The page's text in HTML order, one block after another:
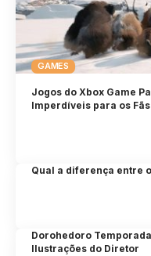
GAMES
Jogos do Xbox Game
Imperdíveis para os Fãs
Qual a diferença entre
Dorohedoro
Ilustrações do Diretor